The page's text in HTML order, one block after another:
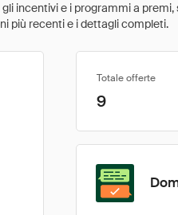
incentivi e i programmi a
più recenti e i dettagli completi.
Totale offerte
9